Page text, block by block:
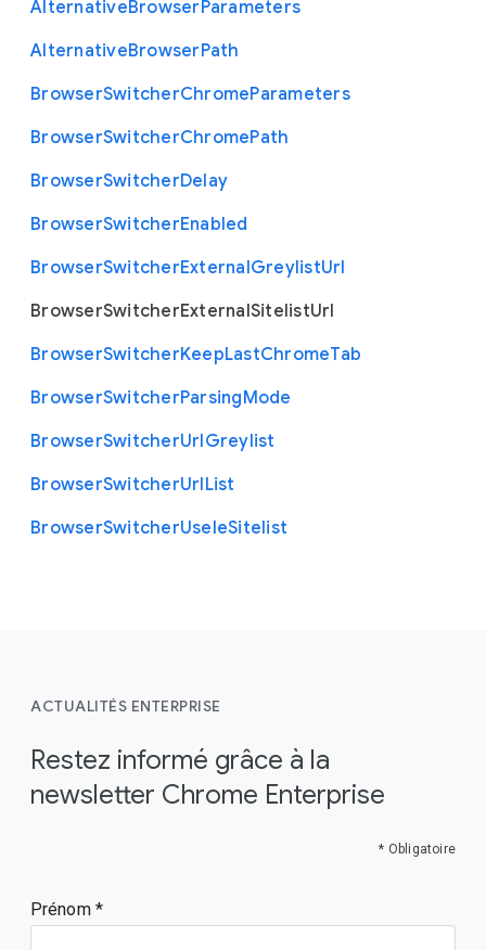
AlternativeBrowserParameters
AlternativeBrowserPath
BrowserSwitcherChromeParameters
BrowserSwitcherChromePath
BrowserSwitcherDelay
BrowserSwitcherEnabled
BrowserSwitcherExternalGreylistUrl
BrowserSwitcherExternalSitelistUrl
BrowserSwitcherKeepLastChromeTab
BrowserSwitcherParsingMode
BrowserSwitcherUrlGreylist
BrowserSwitcherUrlList
BrowserSwitcherUseIeSitelist
ACTUALITÉS ENTERPRISE
Restez informé grâce à la
newsletter Chrome Enterprise
* Obligatoire
Prénom